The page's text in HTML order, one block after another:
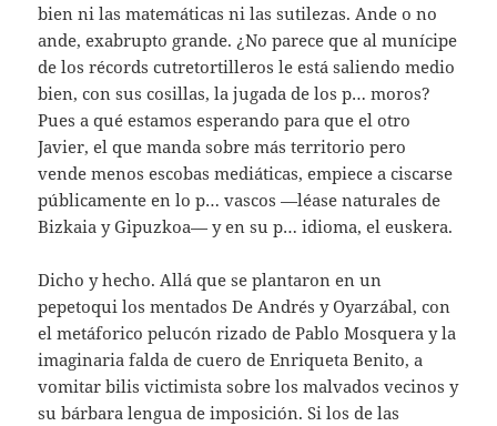
bien ni las matemáticas ni las sutilezas. Ande o no
ande, exabrupto grande. ¿No parece que al munícipe
de los récords cutretortilleros le está saliendo medio
bien, con sus cosillas, la jugada de los p… moros?
Pues a qué estamos esperando para que el otro
Javier, el que manda sobre más territorio pero
vende menos escobas mediáticas, empiece a ciscarse
públicamente en lo p… vascos —léase naturales de
Bizkaia y Gipuzkoa— y en su p… idioma, el euskera.
Dicho y hecho. Allá que se plantaron en un
pepetoqui los mentados De Andrés y Oyarzábal, con
el metáforico pelucón rizado de Pablo Mosquera y la
imaginaria falda de cuero de Enriqueta Benito, a
vomitar bilis victimista sobre los malvados vecinos y
su bárbara lengua de imposición. Si los de las